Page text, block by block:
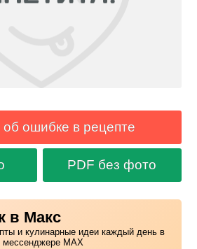
ошибке в рецепте
PDF без фото
в Макс
и кулинарные идеи каждый день в
мессенджере MAX